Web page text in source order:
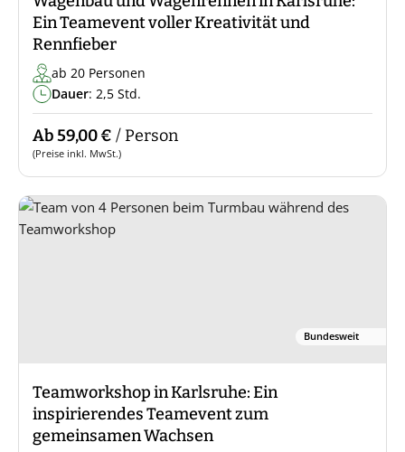
Ein Teamevent voller Kreativität und
Rennfieber
ab 20 Personen
Dauer: 2,5 Std.
Ab 59,00 € / Person
(Preise inkl. MwSt.)
Bundesweit
Teamworkshop in Karlsruhe: Ein
inspirierendes Teamevent zum
gemeinsamen Wachsen